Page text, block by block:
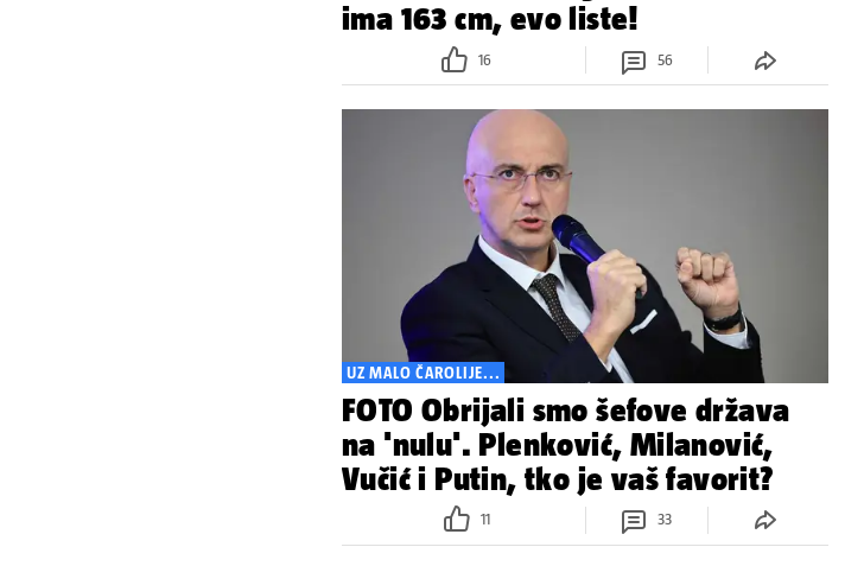
ima 163 cm, evo liste!
16 56
UZ MALO ČAROLIJE...
FOTO Obrijali smo šefove država
na 'nulu'. Plenković, Milanović,
Vučić i Putin, tko je vaš favorit?
11 33